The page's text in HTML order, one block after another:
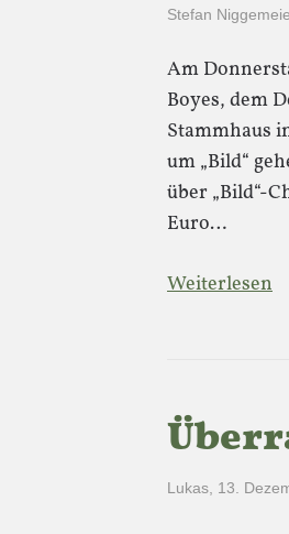
Stefan
Am
Boyes, dem
Stammhaus
um „Bild“
über „Bild“-
Euro…
Weiterlesen
Lukas 13.